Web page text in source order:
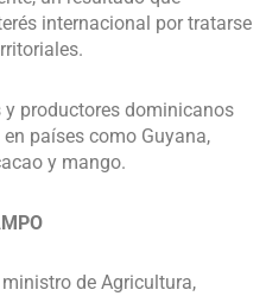
internacional por tratarse
productores dominicanos
países como Guyana,
y mango.
de Agricultura,